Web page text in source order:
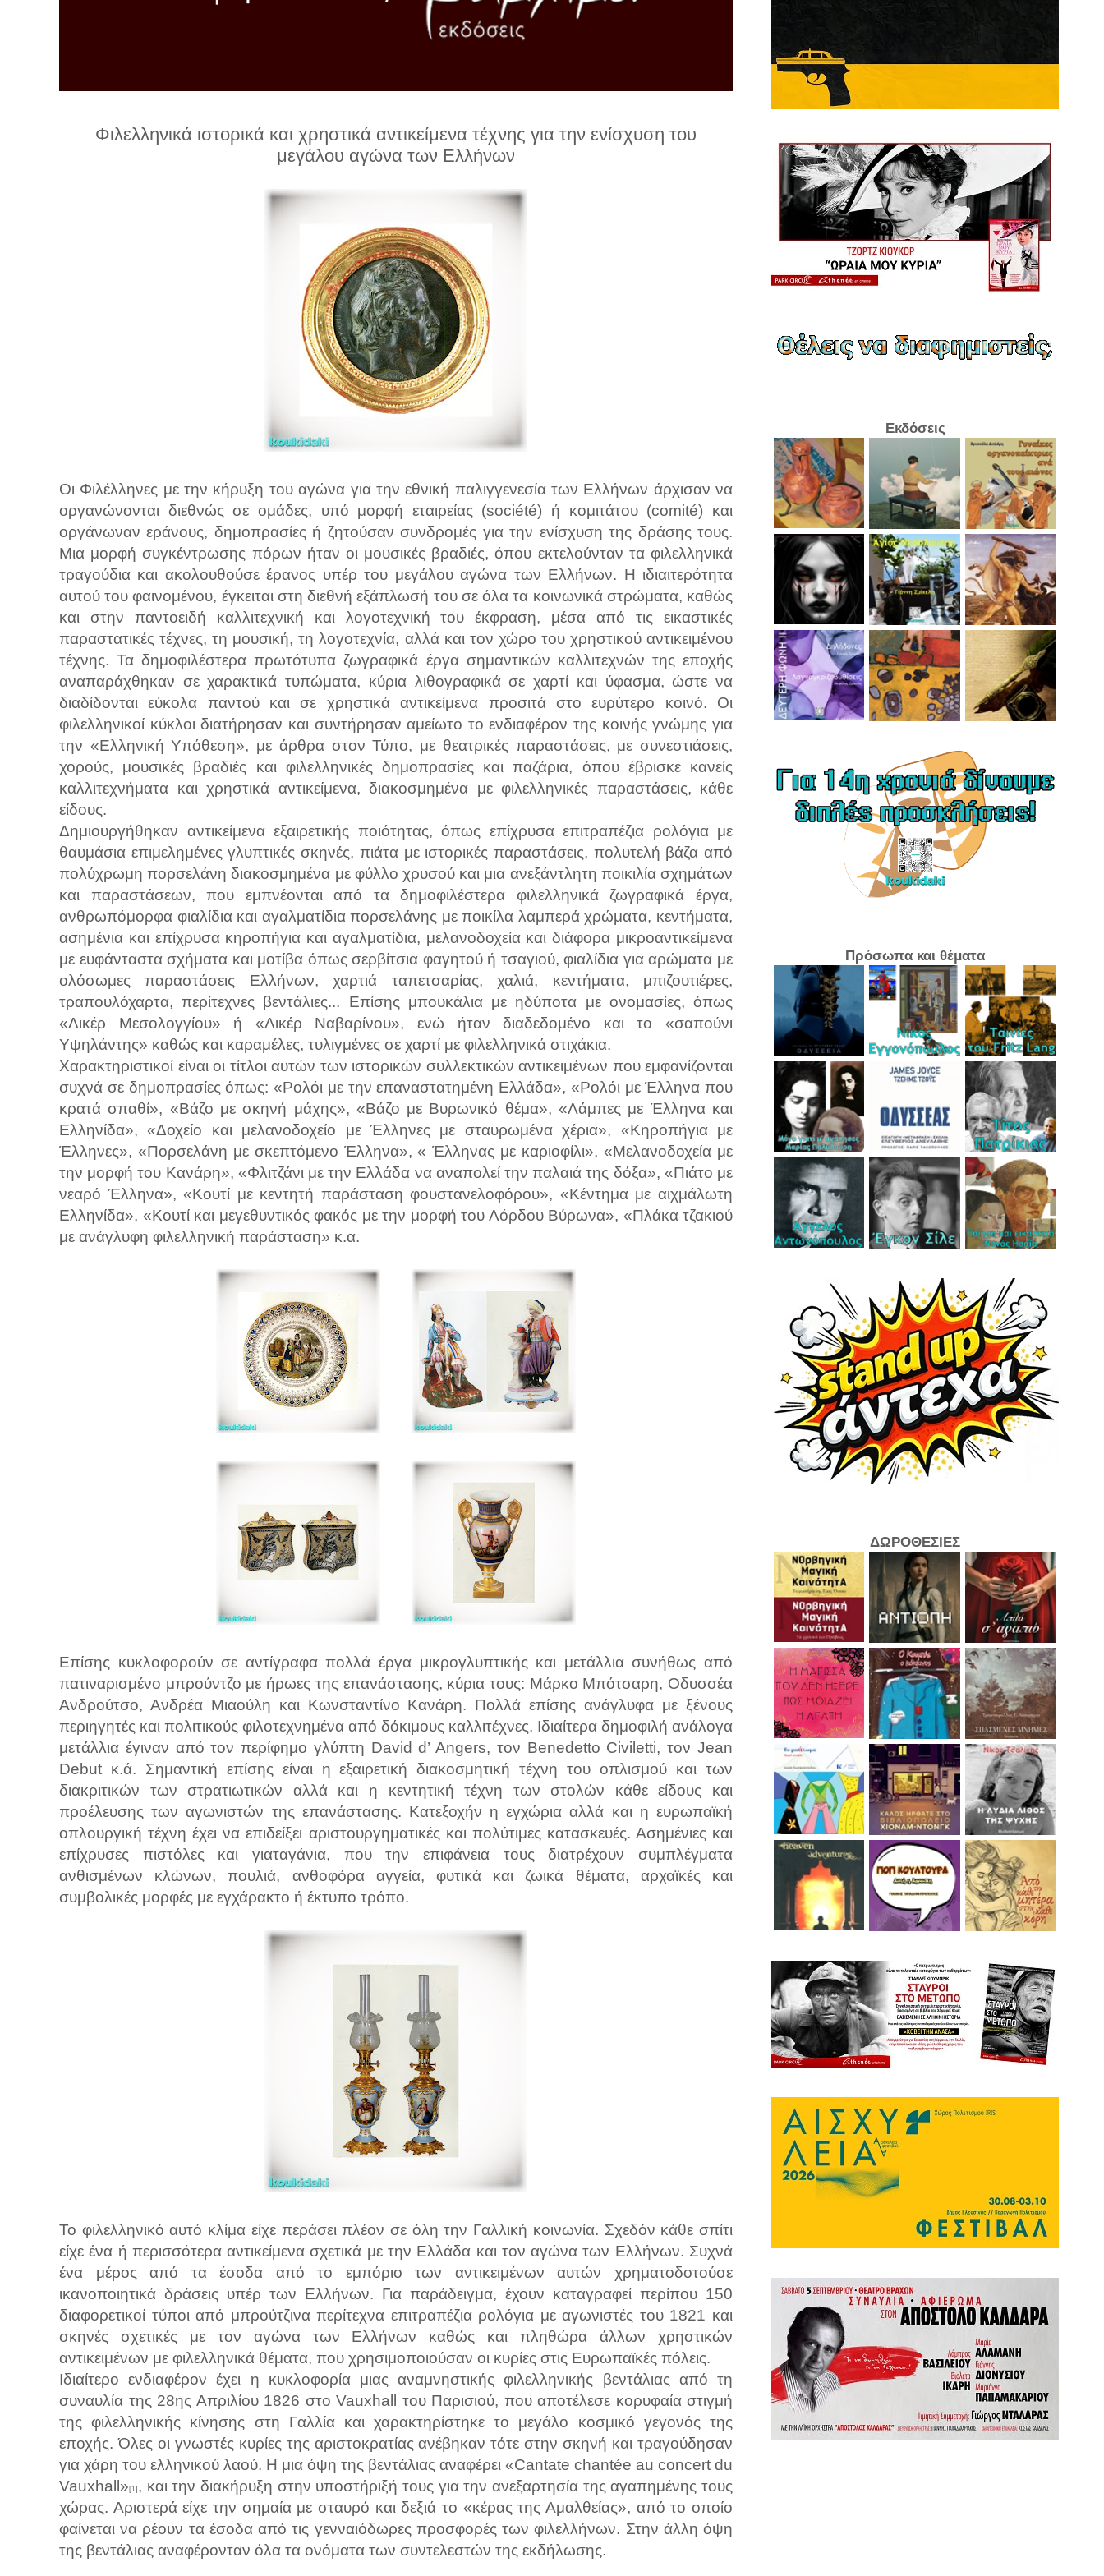
Φιλελληνικά ιστορικά και χρηστικά αντικείμενα τέχνης για την ενίσχυση του
μεγάλου αγώνα των Ελλήνων
Οι Φιλέλληνες με την κήρυξη του αγώνα για την εθνική παλιγγενεσία των Ελλήνων άρχισαν να
οργανώνονται διεθνώς σε ομάδες, υπό μορφή εταιρείας (société) ή κομιτάτου (comité) και
οργάνωναν εράνους, δημοπρασίες ή ζητούσαν συνδρομές για την ενίσχυση της δράσης τους.
Μια μορφή συγκέντρωσης πόρων ήταν οι μουσικές βραδιές, όπου εκτελούνταν τα φιλελληνικά
τραγούδια και ακολουθούσε έρανος υπέρ του μεγάλου αγώνα των Ελλήνων. Η ιδιαιτερότητα
αυτού του φαινομένου, έγκειται στη διεθνή εξάπλωσή του σε όλα τα κοινωνικά στρώματα, καθώς
και στην παντοειδή καλλιτεχνική και λογοτεχνική του έκφραση, μέσα από τις εικαστικές
παραστατικές τέχνες, τη μουσική, τη λογοτεχνία, αλλά και τον χώρο του χρηστικού αντικειμένου
τέχνης. Τα δημοφιλέστερα πρωτότυπα ζωγραφικά έργα σημαντικών καλλιτεχνών της εποχής
αναπαράχθηκαν σε χαρακτικά τυπώματα, κύρια λιθογραφικά σε χαρτί και ύφασμα, ώστε να
διαδίδονται εύκολα παντού και σε χρηστικά αντικείμενα προσιτά στο ευρύτερο κοινό. Οι
φιλελληνικοί κύκλοι διατήρησαν και συντήρησαν αμείωτο το ενδιαφέρον της κοινής γνώμης για
την «Ελληνική Υπόθεση», με άρθρα στον Τύπο, με θεατρικές παραστάσεις, με συνεστιάσεις,
χορούς, μουσικές βραδιές και φιλελληνικές δημοπρασίες και παζάρια, όπου έβρισκε κανείς
καλλιτεχνήματα και χρηστικά αντικείμενα, διακοσμημένα με φιλελληνικές παραστάσεις, κάθε
είδους.
Δημιουργήθηκαν αντικείμενα εξαιρετικής ποιότητας, όπως επίχρυσα επιτραπέζια ρολόγια με
θαυμάσια επιμελημένες γλυπτικές σκηνές, πιάτα με ιστορικές παραστάσεις, πολυτελή βάζα από
πολύχρωμη πορσελάνη διακοσμημένα με φύλλο χρυσού και μια ανεξάντλητη ποικιλία σχημάτων
και παραστάσεων, που εμπνέονται από τα δημοφιλέστερα φιλελληνικά ζωγραφικά έργα,
ανθρωπόμορφα φιαλίδια και αγαλματίδια πορσελάνης με ποικίλα λαμπερά χρώματα, κεντήματα,
ασημένια και επίχρυσα κηροπήγια και αγαλματίδια, μελανοδοχεία και διάφορα μικροαντικείμενα
με ευφάνταστα σχήματα και μοτίβα όπως σερβίτσια φαγητού ή τσαγιού, φιαλίδια για αρώματα με
ολόσωμες παραστάσεις Ελλήνων, χαρτιά ταπετσαρίας, χαλιά, κεντήματα, μπιζουτιέρες,
τραπουλόχαρτα, περίτεχνες βεντάλιες... Επίσης μπουκάλια με ηδύποτα με ονομασίες, όπως
«Λικέρ Μεσολογγίου» ή «Λικέρ Ναβαρίνου», ενώ ήταν διαδεδομένο και το «σαπούνι
Υψηλάντης» καθώς και καραμέλες, τυλιγμένες σε χαρτί με φιλελληνικά στιχάκια.
Χαρακτηριστικοί είναι οι τίτλοι αυτών των ιστορικών συλλεκτικών αντικειμένων που εμφανίζονται
συχνά σε δημοπρασίες όπως: «Ρολόι με την επαναστατημένη Ελλάδα», «Ρολόι με Έλληνα που
κρατά σπαθί», «Βάζο με σκηνή μάχης», «Βάζο με Βυρωνικό θέμα», «Λάμπες με Έλληνα και
Ελληνίδα», «Δοχείο και μελανοδοχείο με Έλληνες με σταυρωμένα χέρια», «Κηροπήγια με
Έλληνες», «Πορσελάνη με σκεπτόμενο Έλληνα», « Έλληνας με καριοφίλι», «Μελανοδοχεία με
την μορφή του Κανάρη», «Φλιτζάνι με την Ελλάδα να αναπολεί την παλαιά της δόξα», «Πιάτο με
νεαρό Έλληνα», «Κουτί με κεντητή παράσταση φουστανελοφόρου», «Κέντημα με αιχμάλωτη
Ελληνίδα», «Κουτί και μεγεθυντικός φακός με την μορφή του Λόρδου Βύρωνα», «Πλάκα τζακιού
με ανάγλυφη φιλελληνική παράσταση» κ.α.
Επίσης κυκλοφορούν σε αντίγραφα πολλά έργα μικρογλυπτικής και μετάλλια συνήθως από
πατιναρισμένο μπρούντζο με ήρωες της επανάστασης, κύρια τους: Μάρκο Μπότσαρη, Οδυσσέα
Ανδρούτσο, Ανδρέα Μιαούλη και Κωνσταντίνο Κανάρη. Πολλά επίσης ανάγλυφα με ξένους
περιηγητές και πολιτικούς φιλοτεχνημένα από δόκιμους καλλιτέχνες. Ιδιαίτερα δημοφιλή ανάλογα
μετάλλια έγιναν από τον περίφημο γλύπτη David d’ Angers, τον Benedetto Civiletti, τον Jean
Debut κ.ά. Σημαντική επίσης είναι η εξαιρετική διακοσμητική τέχνη του οπλισμού και των
διακριτικών των στρατιωτικών αλλά και η κεντητική τέχνη των στολών κάθε είδους και
προέλευσης των αγωνιστών της επανάστασης. Κατεξοχήν η εγχώρια αλλά και η ευρωπαϊκή
οπλουργική τέχνη έχει να επιδείξει αριστουργηματικές και πολύτιμες κατασκευές. Ασημένιες και
επίχρυσες πιστόλες και γιαταγάνια, που την επιφάνεια τους διατρέχουν συμπλέγματα
ανθισμένων κλώνων, πουλιά, ανθοφόρα αγγεία, φυτικά και ζωικά θέματα, αρχαϊκές και
συμβολικές μορφές με εγχάρακτο ή έκτυπο τρόπο.
Το φιλελληνικό αυτό κλίμα είχε περάσει πλέον σε όλη την Γαλλική κοινωνία. Σχεδόν κάθε σπίτι
είχε ένα ή περισσότερα αντικείμενα σχετικά με την Ελλάδα και τον αγώνα των Ελλήνων. Συχνά
ένα μέρος από τα έσοδα από το εμπόριο των αντικειμένων αυτών χρηματοδοτούσε
ικανοποιητικά δράσεις υπέρ των Ελλήνων. Για παράδειγμα, έχουν καταγραφεί περίπου 150
διαφορετικοί τύποι από μπρούτζινα περίτεχνα επιτραπέζια ρολόγια με αγωνιστές του 1821 και
σκηνές σχετικές με τον αγώνα των Ελλήνων καθώς και πληθώρα άλλων χρηστικών
αντικειμένων με φιλελληνικά θέματα, που χρησιμοποιούσαν οι κυρίες στις Ευρωπαϊκές πόλεις.
Ιδιαίτερο ενδιαφέρον έχει η κυκλοφορία μιας αναμνηστικής φιλελληνικής βεντάλιας από τη
συναυλία της 28ης Απριλίου 1826 στο Vauxhall του Παρισιού, που αποτέλεσε κορυφαία στιγμή
της φιλελληνικής κίνησης στη Γαλλία και χαρακτηρίστηκε το μεγάλο κοσμικό γεγονός της
εποχής. Όλες οι γνωστές κυρίες της αριστοκρατίας ανέβηκαν τότε στην σκηνή και τραγούδησαν
για χάρη του ελληνικού λαού. Η μια όψη της βεντάλιας αναφέρει «Cantate chantée au concert du
Vauxhall» [1] , και την διακήρυξη στην υποστήριξή τους για την ανεξαρτησία της αγαπημένης τους
χώρας. Αριστερά είχε την σημαία με σταυρό και δεξιά το «κέρας της Αμαλθείας», από το οποίο
φαίνεται να ρέουν τα έσοδα από τις γενναιόδωρες προσφορές των φιλελλήνων. Στην άλλη όψη
της βεντάλιας αναφέρονταν όλα τα ονόματα των συντελεστών της εκδήλωσης.
Εκδόσεις
Πρόσωπα και θέματα
ΔΩΡΟΘΕΣΙΕΣ